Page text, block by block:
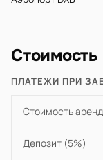
ПЛАТЕЖИ ПРИ
Стоимость
Депозит (5%)